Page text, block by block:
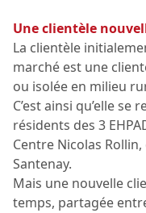
Une clientèle
La clientèle
marché est une
ou isolée en milieu
C’est ainsi qu’elle
résidents des 3
Centre Nicolas
Santenay.
Mais une nouvelle
temps, partagée